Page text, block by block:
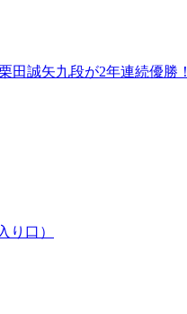
田誠矢九段が2年連続優勝！
り口）